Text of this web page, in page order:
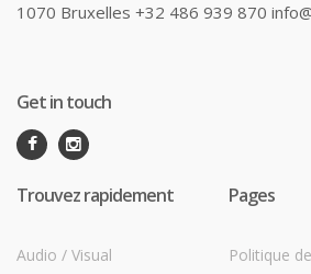
1070 Bruxelles +32 486 939 870
Get in touch
Trouvez rapidement
Audio / Visual
Pages
Politique